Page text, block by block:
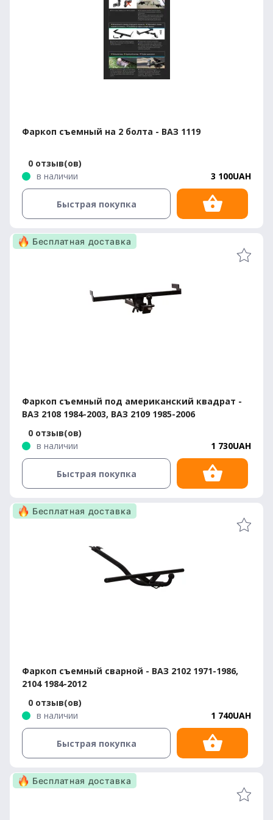
Фаркоп съемный на 2 болта - ВАЗ 1119
0 отзыв(ов)
в наличии
3 100UAH
Быстрая покупка
Фаркоп съемный под американский квадрат -
ВАЗ 2108 1984-2003, ВАЗ 2109 1985-2006
0 отзыв(ов)
в наличии
1 730UAH
Бесплатная доставка
Быстрая покупка
Фаркоп съемный сварной - ВАЗ 2102 1971-1986,
2104 1984-2012
0 отзыв(ов)
в наличии
1 740UAH
Бесплатная доставка
Быстрая покупка
Бесплатная доставка